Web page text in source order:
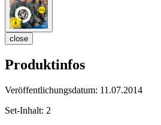
close
Produktinfos
Veröffentlichungsdatum: 11.07.2014
Set-Inhalt: 2